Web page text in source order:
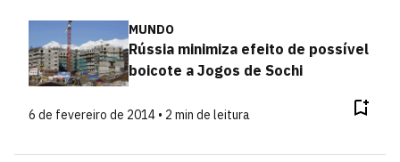
MUNDO
Rússia minimiza efeito de possível
boicote a Jogos de Sochi
6 de fevereiro de 2014 • 2 min de leitura